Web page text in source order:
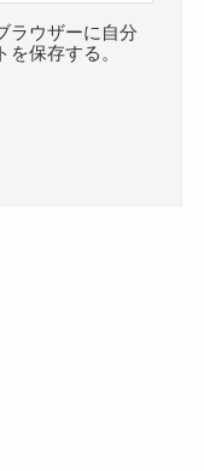
ラウザーに自分
保存する。